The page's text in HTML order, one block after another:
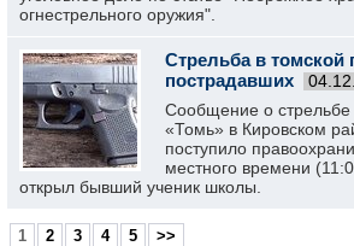
огнестрельного оружия".
Стрельба в томской
пострадавших
Сообщение о стрельбе
«Томь» в Кировском
поступило
местного времени
открыл бывший ученик школы.
1 2 3 4 5 >>